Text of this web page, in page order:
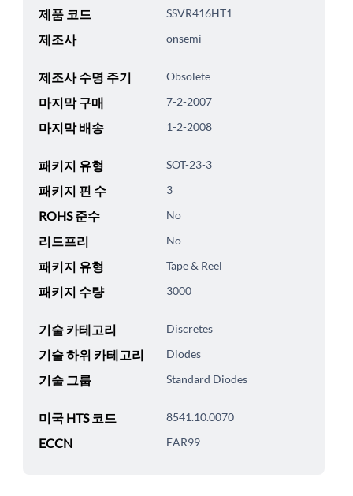
제품 코드 SSVR416HT1
제조사 onsemi
제조사 수명 주기 Obsolete
마지막 구매 7-2-2007
마지막 배송 1-2-2008
패키지 유형 SOT-23-3
패키지 핀 수 3
ROHS 준수 No
리드프리 No
패키지 유형 Tape & Reel
패키지 수량 3000
기술 카테고리 Discretes
기술 하위 카테고리 Diodes
기술 그룹 Standard Diodes
미국 HTS 코드 8541.10.0070
ECCN EAR99